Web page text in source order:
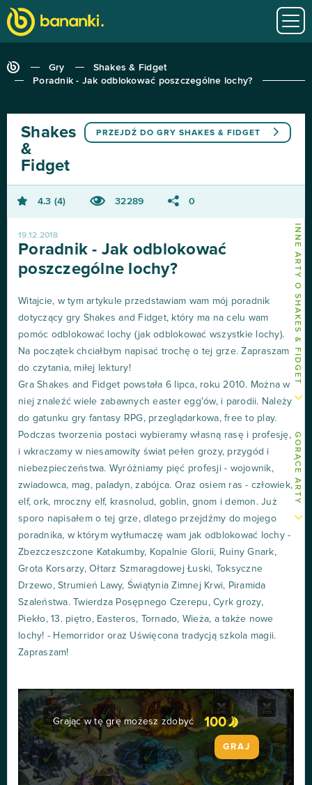
Gry
Shakes & Fidget
Poradnik - Jak odblokować poszczególne lochy?
INNE ARTY O SHAKES & FIDGET
GORĄCE ARTY
PRZEJDŹ DO GRY SHAKES & FIDGET
Shakes
&
Fidget
4.3 4 32289 0
19.12.2018
Poradnik - Jak odblokować
poszczególne lochy?
Witajcie, w tym artykule przedstawiam wam mój poradnik
dotyczący gry Shakes and Fidget, który ma na celu wam
pomóc odblokować lochy (jak odblokować wszystkie lochy).
Na początek chciałbym napisać trochę o tej grze. Zapraszam
do czytania, miłej lektury!
Gra Shakes and Fidget powstała 6 lipca, roku 2010. Można w
niej znaleźć wiele zabawnych easter egg'ów, i parodii. Należy
do gatunku gry fantasy RPG, przeglądarkowa, free to play.
Podczas tworzenia postaci wybieramy własną rasę i profesję,
i wkraczamy w niesamowity świat pełen grozy, przygód i
niebezpieczeństwa. Wyróżniamy pięć profesji - wojownik,
zwiadowca, mag, paladyn, zabójca. Oraz osiem ras - człowiek,
elf, ork, mroczny elf, krasnolud, goblin, gnom i demon. Już
sporo napisałem o tej grze, dlatego przejdźmy do mojego
poradnika, w którym wytłumaczę wam jak odblokować lochy -
Zbezczeszczone Katakumby, Kopalnie Glorii, Ruiny Gnark,
Grota Korsarzy, Ołtarz Szmaragdowej Łuski, Toksyczne
Drzewo, Strumień Lawy, Świątynia Zimnej Krwi, Piramida
Szaleństwa. Twierdza Posępnego Czerepu, Cyrk grozy,
Piekło, 13. piętro, Easteros, Tornado, Wieża, a także nowe
lochy! - Hemorridor oraz Uświęcona tradycją szkola magii.
Zapraszam!
Grając w tę grę możesz zdobyć 100
GRAJ